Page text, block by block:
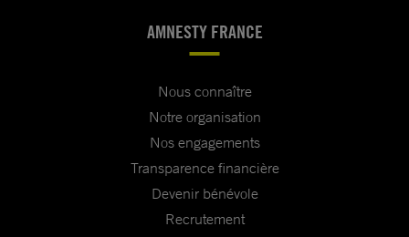
AMNESTY FRANCE
Nous connaître
Notre organisation
Nos engagements
Transparence financière
Devenir bénévole
Recrutement